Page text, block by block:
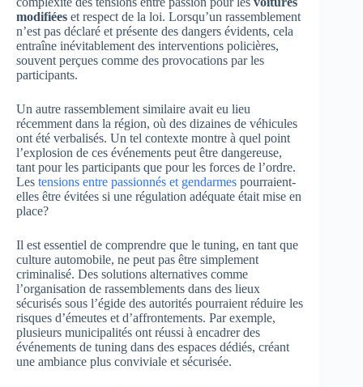
modifiées et respect de la loi. Lorsqu’un rassemblement
n’est pas déclaré et présente des dangers évidents, cela
entraîne inévitablement des interventions policières,
souvent perçues comme des provocations par les
participants.
Un autre rassemblement similaire avait eu lieu
récemment dans la région, où des dizaines de véhicules
ont été verbalisés. Un tel contexte montre à quel point
l’explosion de ces événements peut être dangereuse,
tant pour les participants que pour les forces de l’ordre.
Les tensions entre passionnés et gendarmes pourraient-
elles être évitées si une régulation adéquate était mise en
place?
Il est essentiel de comprendre que le tuning, en tant que
culture automobile, ne peut pas être simplement
criminalisé. Des solutions alternatives comme
l’organisation de rassemblements dans des lieux
sécurisés sous l’égide des autorités pourraient réduire les
risques d’émeutes et d’affrontements. Par exemple,
plusieurs municipalités ont réussi à encadrer des
événements de tuning dans des espaces dédiés, créant
une ambiance plus conviviale et sécurisée.